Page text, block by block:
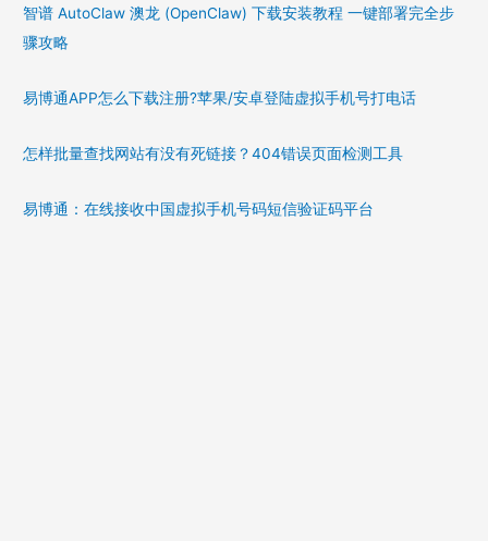
智谱 AutoClaw 澳龙 (OpenClaw) 下载安装教程 一键部署完全步
骤攻略
易博通APP怎么下载注册?苹果/安卓登陆虚拟手机号打电话
怎样批量查找网站有没有死链接？404错误页面检测工具
易博通：在线接收中国虚拟手机号码短信验证码平台